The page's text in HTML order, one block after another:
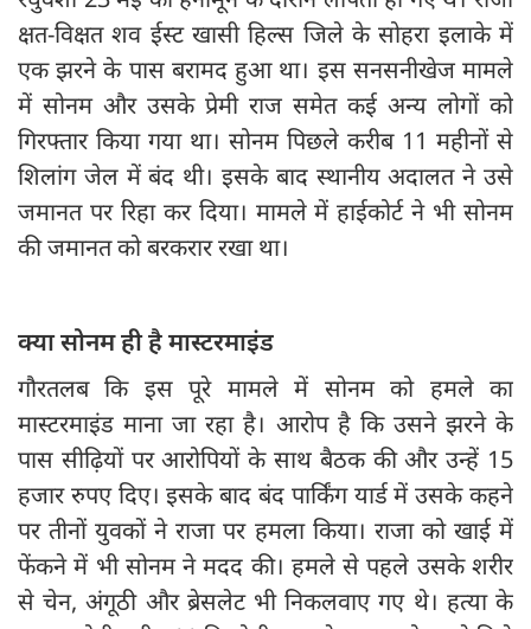
क्षत-विक्षत शव ईस्ट खासी हिल्स जिले के सोहरा इलाके में
एक झरने के पास बरामद हुआ था। इस सनसनीखेज मामले
में सोनम और उसके प्रेमी राज समेत कई अन्य लोगों को
गिरफ्तार किया गया था। सोनम पिछले करीब 11 महीनों से
शिलांग जेल में बंद थी। इसके बाद स्थानीय अदालत ने उसे
जमानत पर रिहा कर दिया। मामले में हाईकोर्ट ने भी सोनम
की जमानत को बरकरार रखा था।
क्‍या सोनम ही है मास्‍टरमाइंड
गौरतलब कि इस पूरे मामले में सोनम को हमले का
मास्टरमाइंड माना जा रहा है। आरोप है कि उसने झरने के
पास सीढ़ियों पर आरोपियों के साथ बैठक की और उन्हें 15
हजार रुपए दिए। इसके बाद बंद पार्किंग यार्ड में उसके कहने
पर तीनों युवकों ने राजा पर हमला किया। राजा को खाई में
फेंकने में भी सोनम ने मदद की। हमले से पहले उसके शरीर
से चेन, अंगूठी और ब्रेसलेट भी निकलवाए गए थे। हत्या के